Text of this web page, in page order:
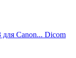
Canon... Dicom